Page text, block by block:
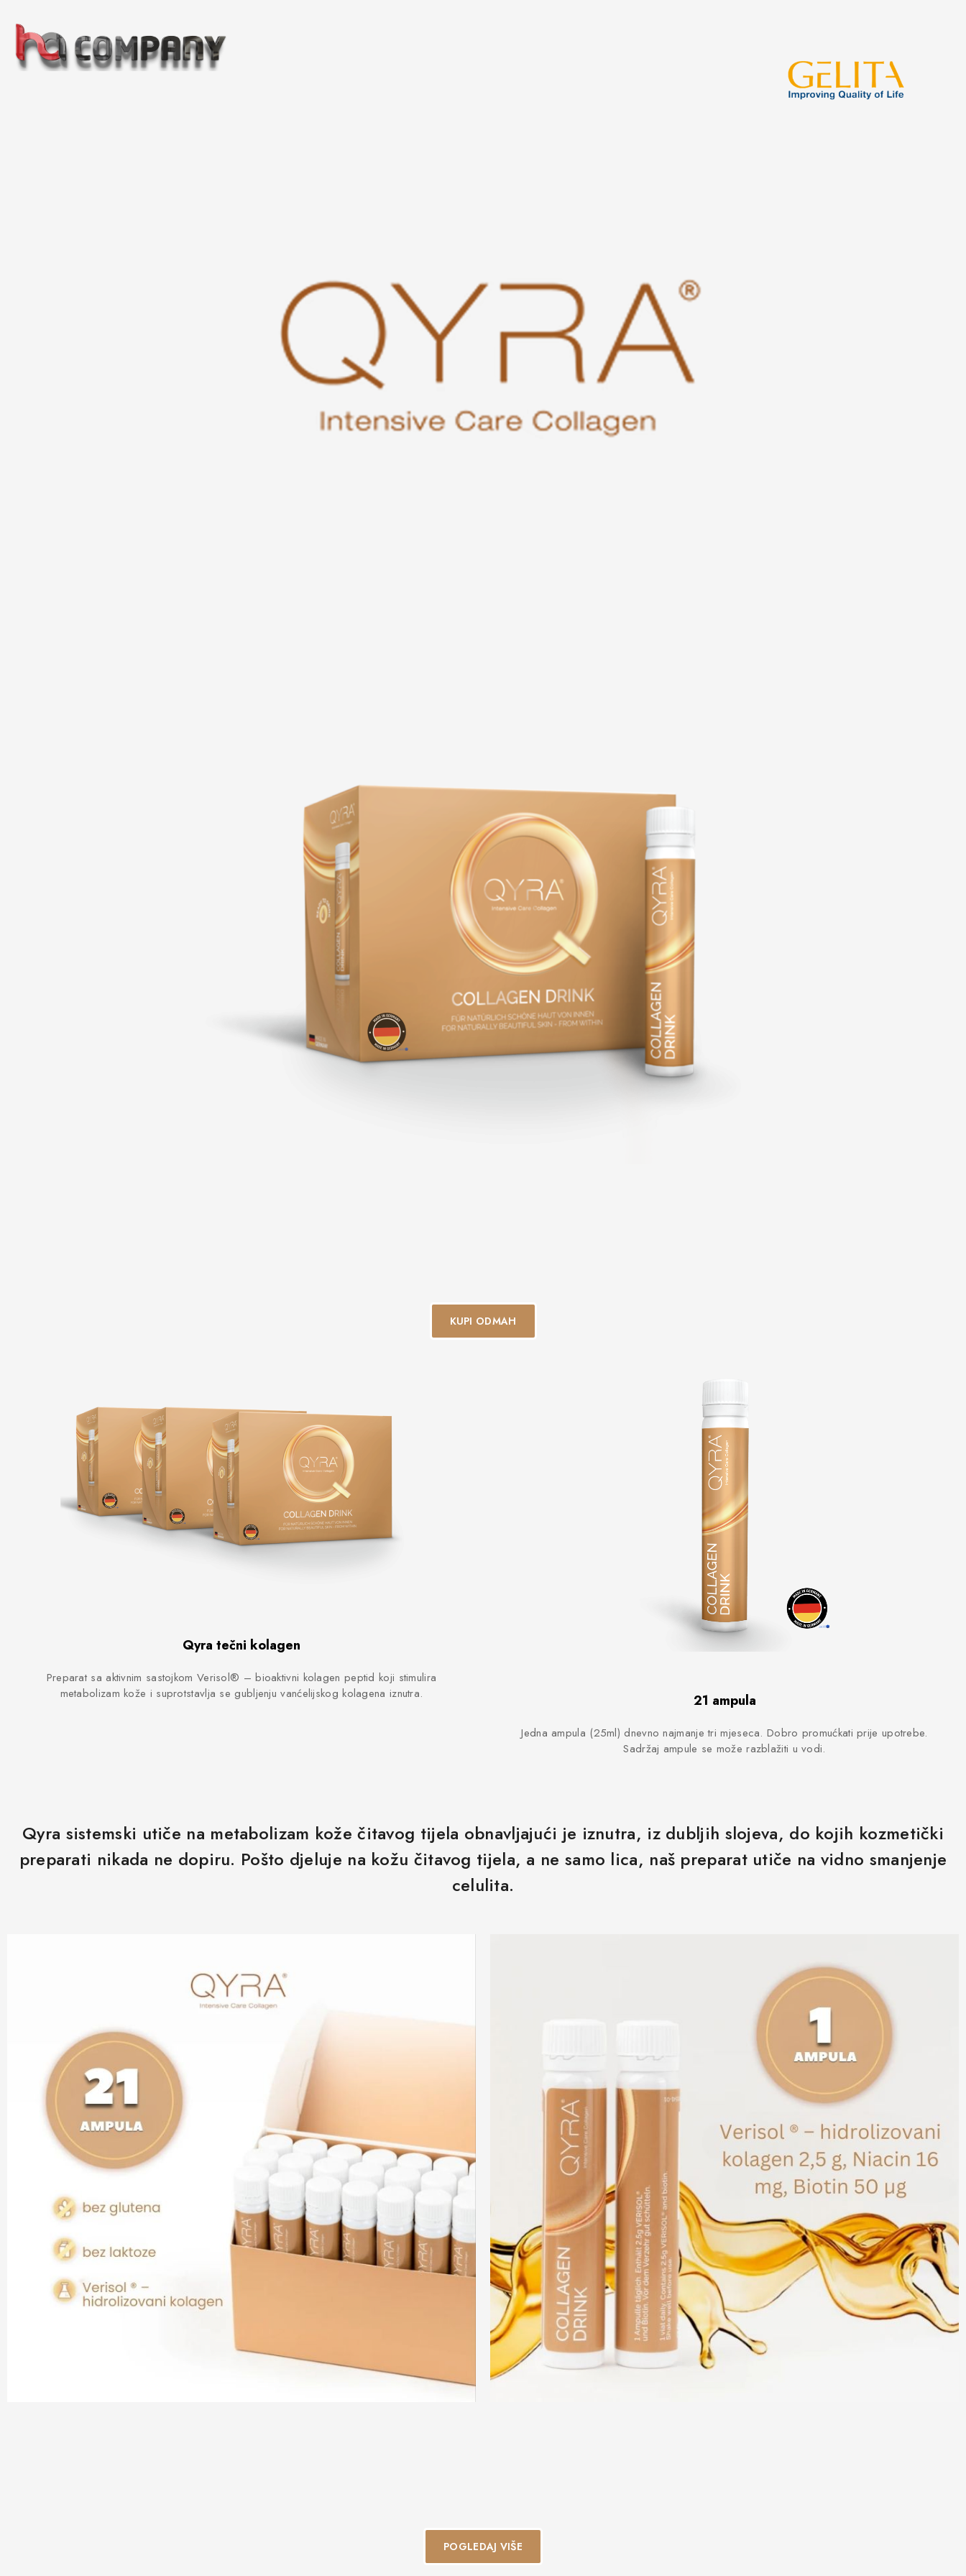
KUPI ODMAH
Qyra tečni kolagen
Preparat sa aktivnim sastojkom Verisol® – bioaktivni kolagen peptid koji stimulira
metabolizam kože i suprotstavlja se gubljenju vanćelijskog kolagena iznutra.
21 ampula
Jedna ampula (25ml) dnevno najmanje tri mjeseca. Dobro promućkati prije upotrebe.
Sadržaj ampule se može razblažiti u vodi.
Qyra sistemski utiče na metabolizam kože čitavog tijela obnavljajući je iznutra, iz dubljih slojeva, do kojih kozmetički
preparati nikada ne dopiru. Pošto djeluje na kožu čitavog tijela, a ne samo lica, naš preparat utiče na vidno smanjenje
celulita.
POGLEDAJ VIŠE